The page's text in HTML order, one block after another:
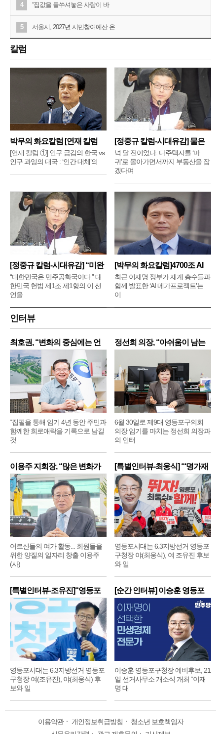
4 “집값을 들쑤셔놓은 사람이 바
5 서울시, 2027년 시민참여예산 온
칼럼
박무의 화요칼럼 [연재 칼럼
①]
[연재 칼럼 ①] 인구 급감의 한국 vs
인구 과잉의 대국 : ‘인간 대체’의
[정중규 칼럼-시대유감] 물은
배
넉 달 전이었다. 다주택자를 ‘마
귀’로 몰아가면서까지 부동산을 잡
겠다며
[정중규 칼럼-시대유감] “미완
“대한민국은 민주공화국이다.” 대
한민국 헌법 제1조 제1항의 이 선
언을
[박무의 화요칼럼]4700조 AI
메
최근 이재명 정부가 재계 총수들과
함께 발표한 ‘AI 메가프로젝트’는
이
인터뷰
최호권, “변화의 중심에는 언
제
“집필을 통해 임기 4년 동안 주민과
함께한 희로애락을 기록으로 남길
것
정선희 의장, “아쉬움이 남는
6월 30일로 제9대 영등포구의회
의장 임기를 마치는 정선희 의장과
의 인터
이용주 지회장, “많은 변화가
어르신들의 여가 활동... 회원들을
위한 양질의 일자리 창출 이용주
(사)
[특별인터뷰-최웅식] “‘명가재
영등포시대는 6.3지방선거 영등포
구청장 야(최웅식), 여 조유진 후보
와 일
[특별인터뷰-조유진]“영등포
구
영등포시대는 6.3지방선거 영등포
구청장 여(조유진), 야(최웅식) 후
보와 일
[순간 인터뷰] 이승훈 영등포
구
이승훈 영등포구청장 예비후보, 21
일 선거사무소 개소식 개최 “이재
명 대
이용약관ㆍ 개인정보취급방침 ㆍ 청소년 보호책임자